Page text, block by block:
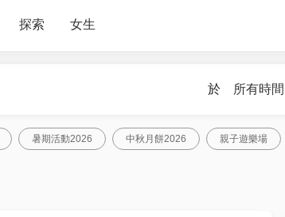
探索 女生
於 所有時間
暑期活動2026 中秋月餅2026 親子遊樂場